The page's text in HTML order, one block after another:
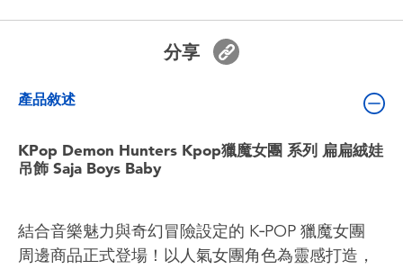
角色收藏
分享
產品敘述
KPop Demon Hunters Kpop獵魔女團 系列 扁扁絨娃
吊飾 Saja Boys Baby
結合音樂魅力與奇幻冒險設定的 K‑POP 獵魔女團
周邊商品正式登場！以人氣女團角色為靈感打造，